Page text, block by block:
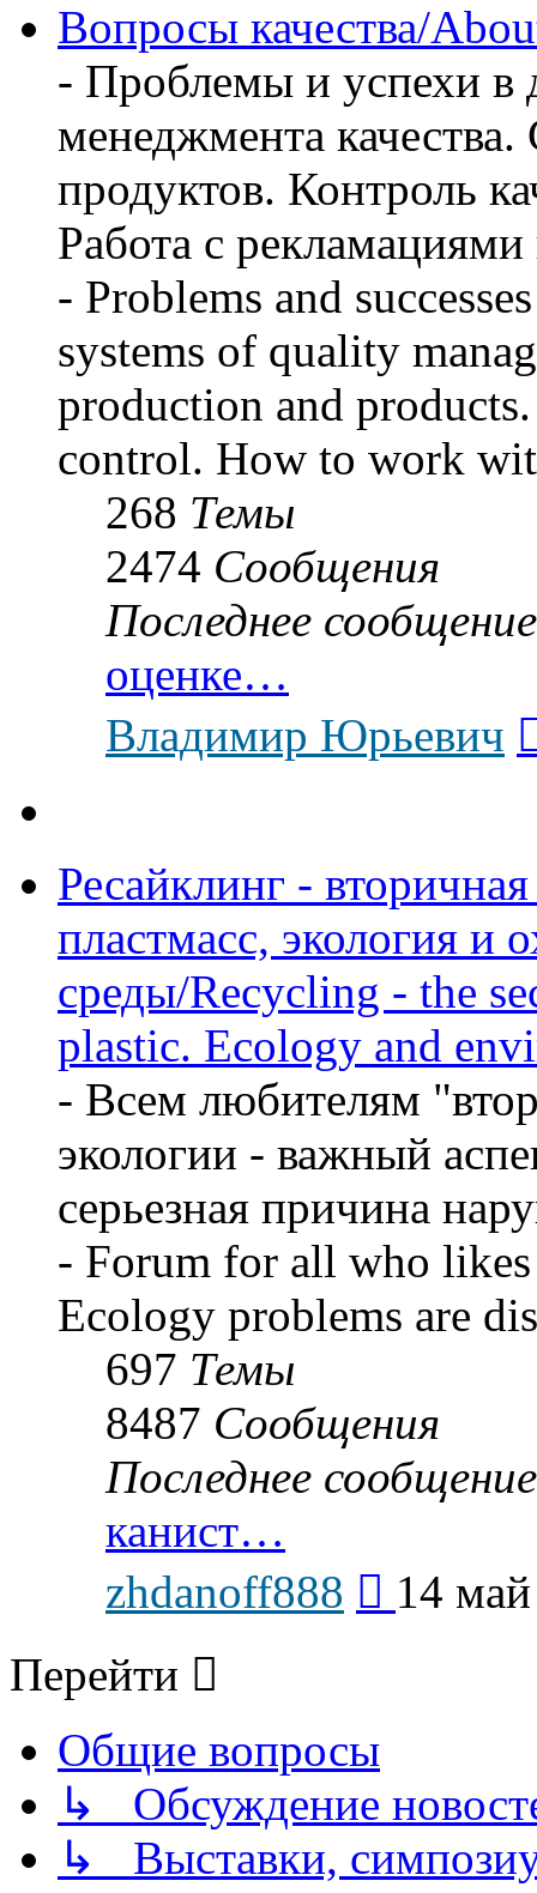
Вопросы качества/
- Проблемы и успехи в
менеджмента
продуктов. Контроль
Работа с рекламациями
- Problems and
systems of quality
production and
control. How to work
268 Темы
2474 Сообщения
Последнее сообщение
оценке…
Владимир Юрьевич
Ресайклинг -
пластмасс, экология и
среды/Recycling - the
plastic. Ecology and
- Всем любителям
экологии - важный
серьезная причина
- Forum for all who
Ecology problems are
697 Темы
8487 Сообщения
Последнее сообщение
канист…
zhdanoff888
последнему
14
Перейти
Общие вопросы
↳ Обсуждение
↳ Выставки,